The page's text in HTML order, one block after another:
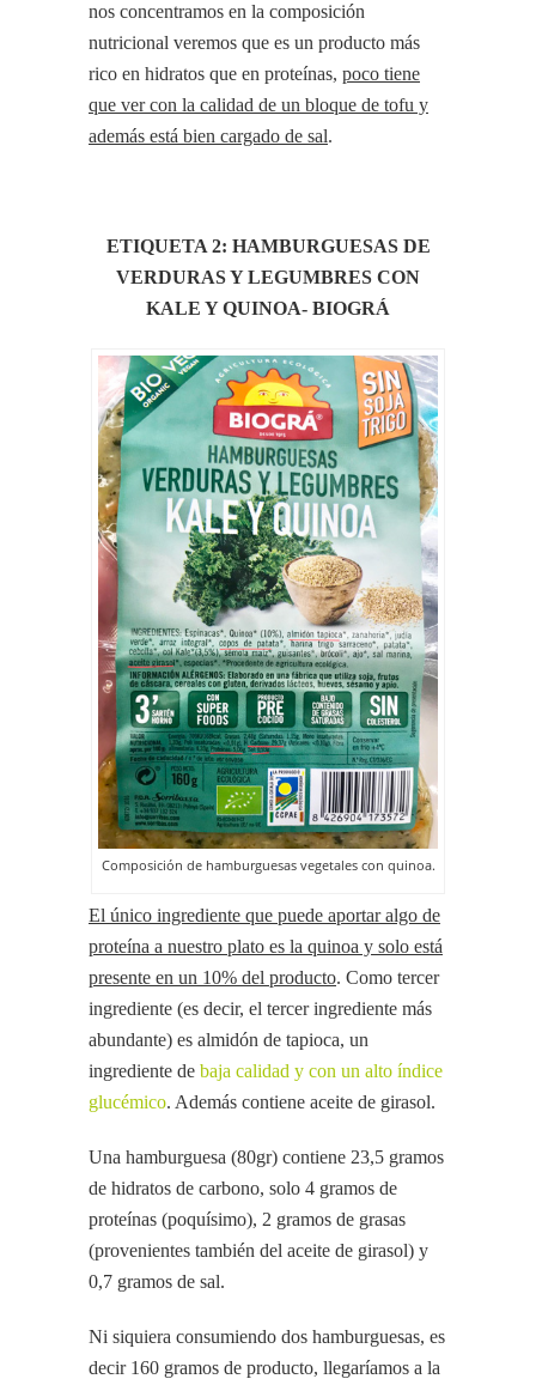
nos concentramos en la composición
nutricional veremos que es un producto más
rico en hidratos que en proteínas, poco tiene
que ver con la calidad de un bloque de tofu y
además está bien cargado de sal.
ETIQUETA 2: HAMBURGUESAS DE
VERDURAS Y LEGUMBRES CON
KALE Y QUINOA- BIOGRÁ
Composición de hamburguesas vegetales con quinoa.
El único ingrediente que puede aportar algo de
proteína a nuestro plato es la quinoa y solo está
presente en un 10% del producto. Como tercer
ingrediente (es decir, el tercer ingrediente más
abundante) es almidón de tapioca, un
ingrediente de baja calidad y con un alto índice
glucémico. Además contiene aceite de girasol.
Una hamburguesa (80gr) contiene 23,5 gramos
de hidratos de carbono, solo 4 gramos de
proteínas (poquísimo), 2 gramos de grasas
(provenientes también del aceite de girasol) y
0,7 gramos de sal.
Ni siquiera consumiendo dos hamburguesas, es
decir 160 gramos de producto, llegaríamos a la